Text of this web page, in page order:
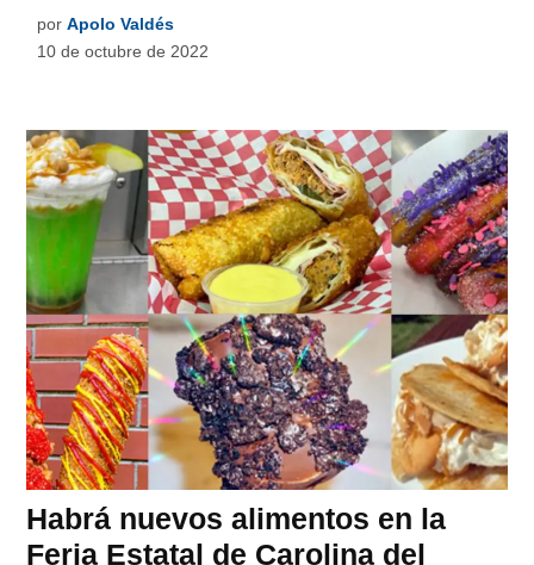
por Apolo Valdés
10 de octubre de 2022
Habrá nuevos alimentos en la
Feria Estatal de Carolina del